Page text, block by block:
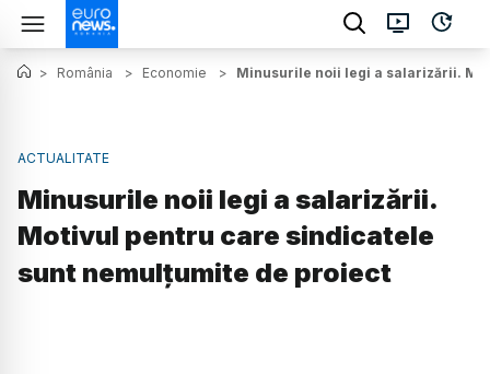
> România > Economie > Minusurile noii legi a salarizării.
ACTUALITATE
Minusurile noii legi a salarizării.
Motivul pentru care sindicatele
sunt nemulțumite de proiect